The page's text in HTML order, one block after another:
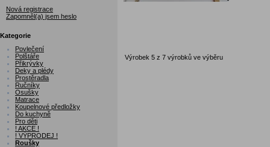
Nová registrace
Zapomněl(a) jsem heslo
Kategorie
Povlečení
Polštáře
Přikrývky
Deky a plédy
Prostěradla
Ručníky
Osušky
Matrace
Koupelnové předložky
Do kuchyně
Pro děti
! AKCE !
! VÝPRODEJ !
Roušky
Výrobek 5 z 7 výrobků ve výběru